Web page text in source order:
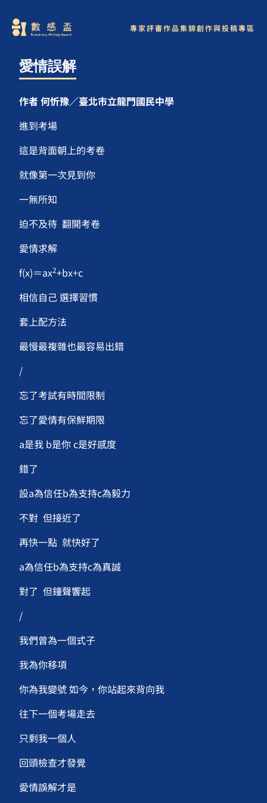
專家評審作品集錦創作與投稿專區
愛情誤解
作者 何忻豫／臺北市立龍門國民中學
進到考場
這是背面朝上的考卷
就像第一次見到你
一無所知
迫不及待 翻開考卷
愛情求解
f(x)＝ax2+bx+c
相信自己 選擇習慣
套上配方法
最慢最複雜也最容易出錯
/
忘了考試有時間限制
忘了愛情有保鮮期限
a是我 b是你 c是好感度
錯了
設a為信任b為支持c為毅力
不對 但接近了
再快一點 就快好了
a為信任b為支持c為真誠
對了 但鐘聲響起
/
我們曾為一個式子
我為你移項
你為我變號 如今，你站起來背向我
往下一個考場走去
只剩我一個人
回頭檢查才發覺
愛情誤解才是